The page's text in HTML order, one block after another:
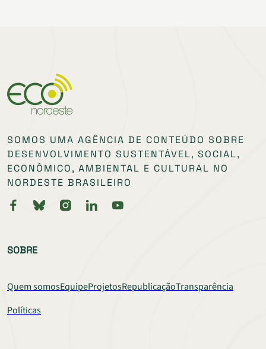
SOMOS UMA AGÊNCIA DE CONTEÚDO SOBRE
DESENVOLVIMENTO SUSTENTÁVEL, SOCIAL,
ECONÔMICO, AMBIENTAL E CULTURAL NO
NORDESTE BRASILEIRO
SOBRE
Quem somosEquipeProjetosRepublicaçãoTransparência
Políticas